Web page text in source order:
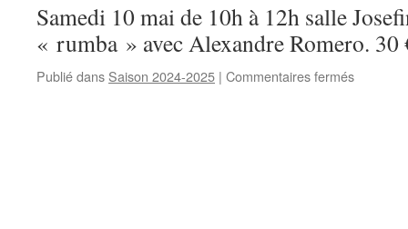
Samedi 10 mai de 10h à 12h salle
« rumba » avec Alexandre Romero. 30
Publié dans Saison 2024-2025 | Commentaires fermés